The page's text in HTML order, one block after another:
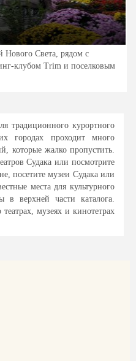
Нового Света, рядом с
клубом Trim и поселковым
традиционного курортного
городах проходит много
которые жалко пропустить.
Судака или посмотрите
посетите музеи Судака или
места для культурного
в верхней части каталога.
музеях и кинотетрах